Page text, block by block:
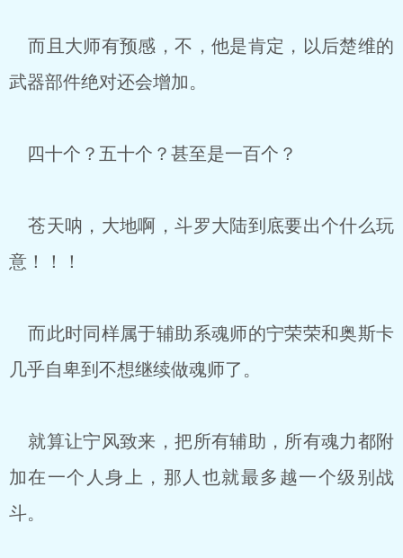
而且大师有预感，不，他是肯定，以后楚维的
武器部件绝对还会增加。
四十个？五十个？甚至是一百个？
苍天呐，大地啊，斗罗大陆到底要出个什么玩
意！！！
而此时同样属于辅助系魂师的宁荣荣和奥斯卡
几乎自卑到不想继续做魂师了。
就算让宁风致来，把所有辅助，所有魂力都附
加在一个人身上，那人也就最多越一个级别战
斗。